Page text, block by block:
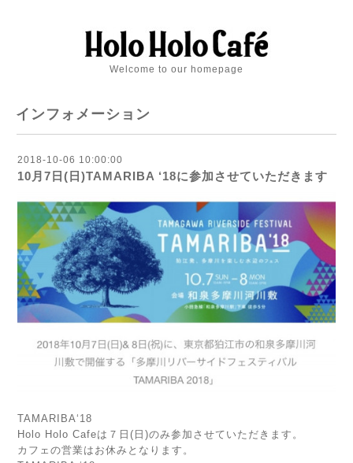
Welcome to our homepage
インフォメーション
2018-10-06 10:00:00
10月7日(日)TAMARIBA ‘18に参加させていただきます
TAMARIBA‘18
Holo Holo Cafeは７日(日)のみ参加させていただきます。
カフェの営業はお休みとなります。